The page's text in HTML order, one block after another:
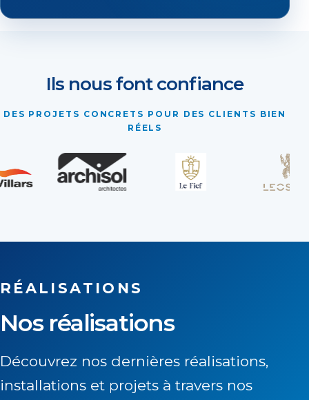
Ils nous font confiance
DES PROJETS CONCRETS POUR DES CLIENTS BIEN
RÉELS
RÉALISATIONS
Nos réalisations
Découvrez nos dernières réalisations,
installations et projets à travers nos